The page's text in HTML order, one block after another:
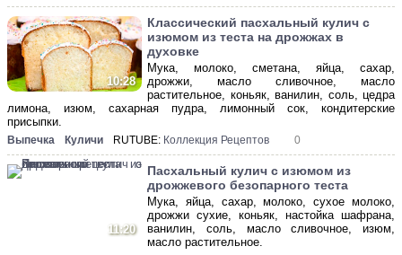
10:28
Классический пасхальный кулич с
изюмом из теста на дрожжах в
духовке
Мука, молоко, сметана, яйца, сахар,
дрожжи, масло сливочное, масло
растительное, коньяк, ванилин, соль, цедра
лимона, изюм, сахарная пудра, лимонный сок, кондитерские
присыпки.
Выпечка Куличи RUTUBE: Коллекция Рецептов 0
11:20
Пасхальный кулич с изюмом из
дрожжевого безопарного теста
Мука, яйца, сахар, молоко, сухое молоко,
дрожжи сухие, коньяк, настойка шафрана,
ванилин, соль, масло сливочное, изюм,
масло растительное.